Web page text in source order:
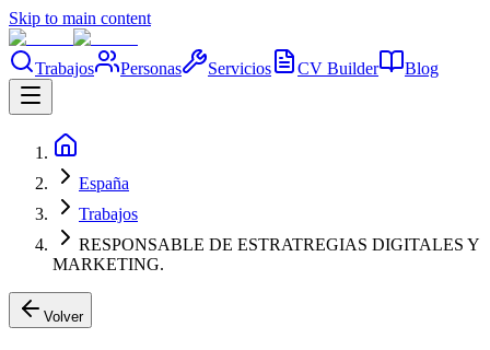
Skip to main content
Trabajos Personas Servicios CV Builder Blog
España
Trabajos
RESPONSABLE DE ESTRATREGIAS DIGITALES Y
MARKETING.
Volver